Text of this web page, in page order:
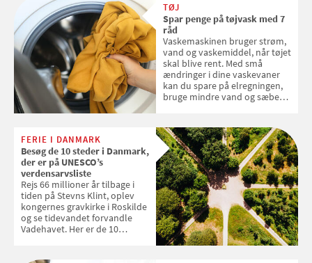
TØJ
Spar penge på tøjvask med 7
råd
Vaskemaskinen bruger strøm,
vand og vaskemiddel, når tøjet
skal blive rent. Med små
ændringer i dine vaskevaner
kan du spare på elregningen,
bruge mindre vand og sæbe
enkle råd til at spare penge på
tøjvasken
FERIE I DANMARK
Besøg de 10 steder i Danmark,
der er på UNESCO’s
verdensarvsliste
Rejs 66 millioner år tilbage i
tiden på Stevns Klint, oplev
kongernes gravkirke i Roskilde
og se tidevandet forvandle
Vadehavet. Her er de 10